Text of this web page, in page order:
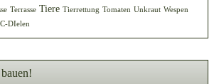
Terrasse Tiere Tierrettung Tomaten Unkraut Wespen
DIelen